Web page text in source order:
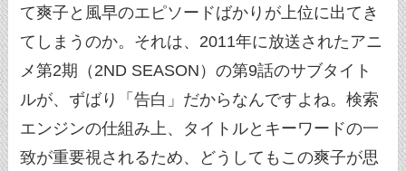
て爽子と風早のエピソードばかりが上位に出てき
てしまうのか。それは、2011年に放送されたアニ
メ第2期（2ND SEASON）の第9話のサブタイト
ルが、ずばり「告白」だからなんですよね。検索
エンジンの仕組み上、タイトルとキーワードの一
致が重要視されるため、どうしてもこの爽子が思